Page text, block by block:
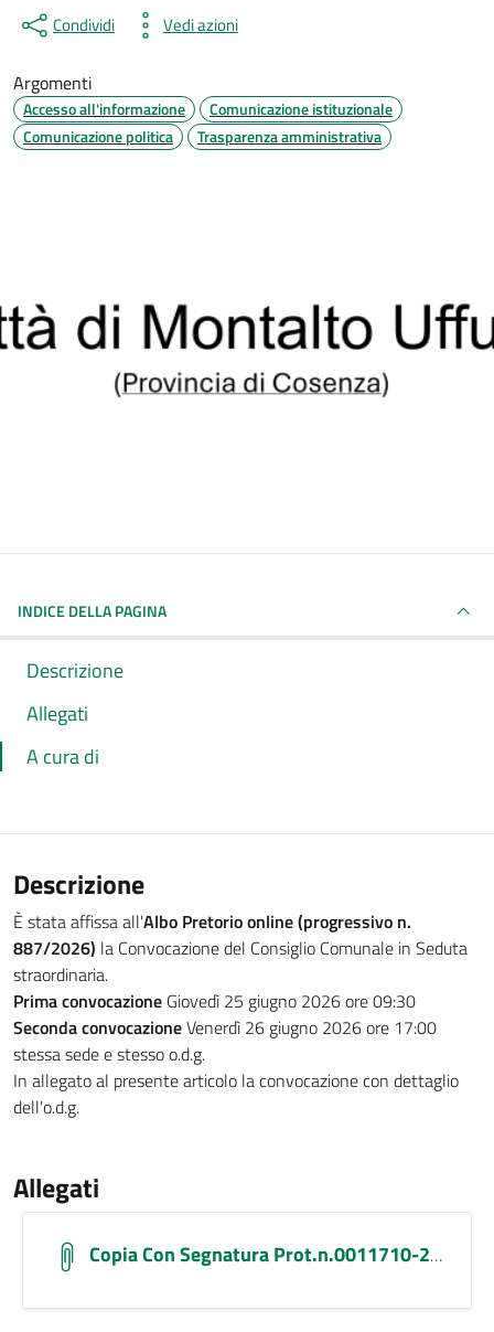
Condividi Vedi azioni
Argomenti
Accesso all'informazione
Comunicazione istituzionale
Comunicazione politica
Trasparenza amministrativa
INDICE DELLA PAGINA
Descrizione
Allegati
A cura di
Descrizione
È stata affissa all'Albo Pretorio online (progressivo n.
887/2026) la Convocazione del Consiglio Comunale in Seduta
straordinaria.
Prima convocazione Giovedì 25 giugno 2026 ore 09:30
Seconda convocazioneVenerdì 26 giugno 2026 ore 17:00
stessa sede e stesso o.d.g.
In allegato al presente articolo la convocazione con dettaglio
dell'o.d.g.
Allegati
Copia Con Segnatura Prot.n.0011710-2026